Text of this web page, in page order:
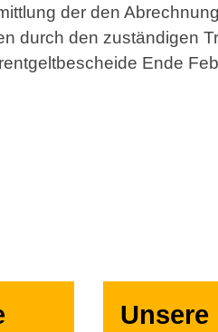
der den
durch den zuständigen
Ende
Unsere